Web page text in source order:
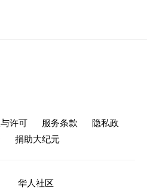
许可 服务条款
隐私政
捐助大纪元
华人社区